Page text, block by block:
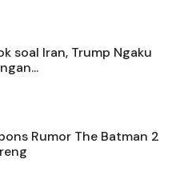
soal Iran, Trump Ngaku
Rumor The Batman 2